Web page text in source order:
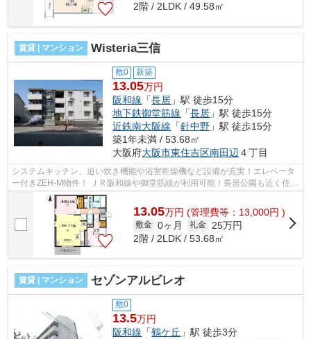
2階 / 2LDK / 49.58㎡
賃貸 | マンション Wisteria三信
敷0 新築
13.05万円
阪和線 「長居 」駅 徒歩15分
地下鉄御堂筋線 「長居 」駅 徒歩15分
近鉄南大阪線 「針中野 」駅 徒歩15分
築1年未満 / 53.68㎡
大阪府大阪市東住吉区南田辺 ４丁目
システムキッチン、追い炊き機能や浴室乾燥機など設備が充実！エレベータ
ー付きZEH-M物件！ ＪＲ阪和線や御堂筋線が利用可能！長居公園も近く住み
13.05万円 (管理費等：13,000円 )
敷金 0ヶ月 礼金
25万円
2階 / 2LDK / 53.68㎡
賃貸 | マンション セゾンアルビレオ
敷0
13.5万円
阪和線 「鶴ケ丘 」駅 徒歩3分